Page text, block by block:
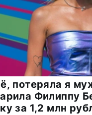
потеряла я
Филиппу
за 1,2 млн